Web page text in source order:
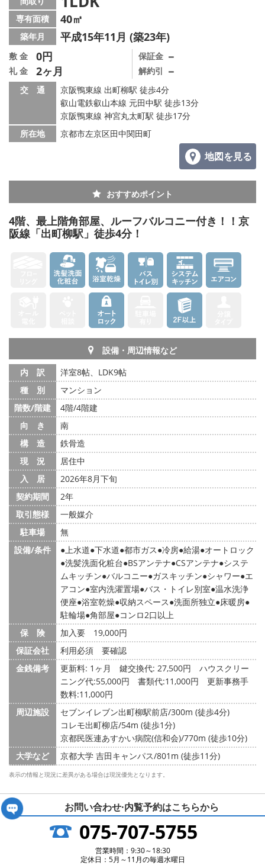
店舗情報·アクセス
会社概要
メールでお問い合わせ
専有面積 40㎡
築年月 平成15年11月 (築23年)
敷 金 0円
礼 金 2ヶ月
保証金 －
解約引 －
交 通
京阪鴨東線 出町柳駅 徒歩4分
叡山電鉄叡山本線 元田中駅 徒歩13分
京阪鴨東線 神宮丸太町駅 徒歩17分
所在地
京都市左京区田中関田町
地図を見る
おすすめポイント
4階、最上階角部屋、ルーフバルコニー付き！！京
阪線「出町柳駅」徒歩4分！
設備・周辺情報など
内 訳
洋室8帖、LDK9帖
種 別
マンション
階数/階建
4階/4階建
向 き
南
構 造
鉄骨造
現 況
居住中
入 居
2026年8月下旬
契約期間
2年
取引態様
一般媒介
駐車場
無
設備/条件
上水道 下水道 都市ガス 冷房 給湯 オートロック
洗髪洗面化粧台 BSアンテナ CSアンテナ システ
ムキッチン バルコニー ガスキッチン シャワー エ
アコン 室内洗濯置場 バス・トイレ別室 温水洗浄
便座 浴室乾燥 収納スペース 洗面所独立 床暖房
駐輪場 角部屋 コンロ2口以上
保 険
加入要 19,000円
保証会社
利用必須 要確認
金銭備考
更新料: 1ヶ月 鍵交換代: 27,500円
ハウスクリー
ニング代:55,000円 書類代:11,000円 更新事務手
数料:11,000円
周辺施設
セブンイレブン出町柳駅前店/300m (徒歩4分)
コレモ出町柳店/54m (徒歩1分)
京都民医連あすかい病院(信和会)/770m (徒歩10分)
大学など
京都大学 吉田キャンパス/801m (徒歩11分)
表示の情報と現況に差異がある場合は現況優先となります。
お問い合わせ·内覧予約はこちらから
075-707-5755
営業時間：9:30～18:30
定休日：5月～11月の毎週水曜日